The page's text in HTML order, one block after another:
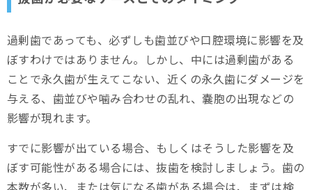
過剰歯であっても、必ずしも歯並びや口腔環境に影響を及
ぼすわけではありません。しかし、中には過剰歯がある
ことで永久歯が生えてこない、近くの永久歯にダメージを
与える、歯並びや噛み合わせの乱れ、嚢胞の出現などの
影響が現れます。
すでに影響が出ている場合、もしくはそうした影響を及
ぼす可能性がある場合には、抜歯を検討しましょう。歯の
本数が多い、または気になる歯がある場合は、まずは検